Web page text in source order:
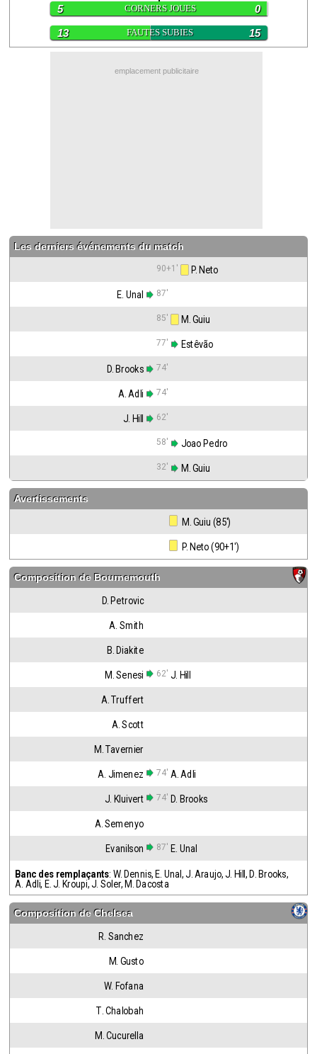
CORNERS JOUES
5 0
FAUTES SUBIES
13 15
emplacement publicitaire
Les derniers événements du match
90+1' P. Neto
E. Unal 87'
85' M. Guiu
77' Estêvão
D. Brooks 74'
A. Adli 74'
J. Hill 62'
58' Joao Pedro
32' M. Guiu
Avertissements
M. Guiu (85')
P. Neto (90+1')
Composition de Bournemouth
D. Petrovic
A. Smith
B. Diakite
M. Senesi 62' J. Hill
A. Truffert
A. Scott
M. Tavernier
A. Jimenez 74' A. Adli
J. Kluivert 74' D. Brooks
A. Semenyo
Evanilson 87' E. Unal
Banc des remplaçants: W. Dennis, E. Unal ,J. Araujo,J. Hill , D. Brooks,
A. Adli, E. J. Kroupi,J. Soler, M. Dacosta
Composition deChelsea
R. Sanchez
M. Gusto
W. Fofana
T. Chalobah
M. Cucurella
Contact / Signaler un bug
Recrutement Maxifoot